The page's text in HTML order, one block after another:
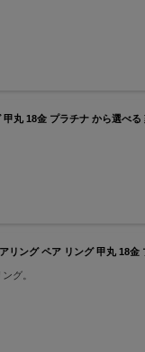
甲丸 18金 プラチナ から選べ
リング ペア リング 甲丸 18
グ。